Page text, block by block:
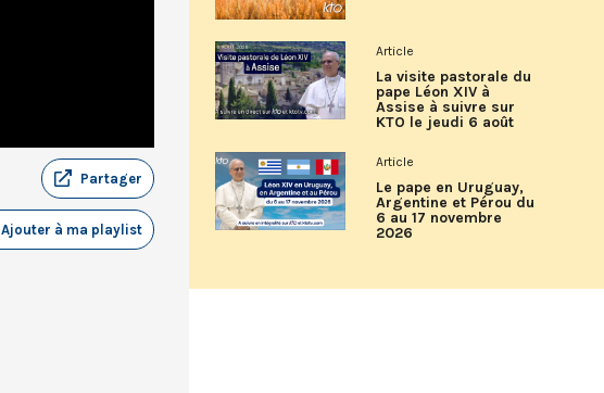
Partager
Ajouter à ma playlist
Article
La visite pastorale du
pape Léon XIV à
Assise à suivre sur
KTO le jeudi 6 août
Article
Le pape en Uruguay,
Argentine et Pérou du
6 au 17 novembre
2026